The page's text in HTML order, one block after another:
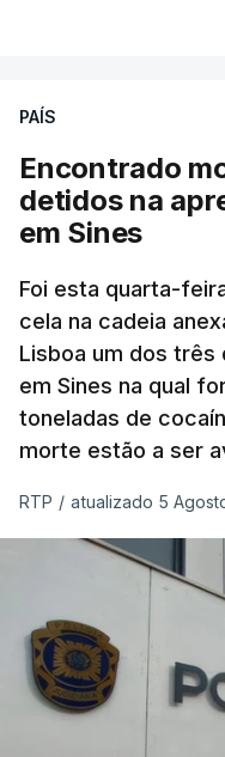
No domingo,
cento dos mais de
mas Cristina Mota,
Pública, tem
"Durante o fim de
apercebamo-nos
convocados
disse a professora à
praticamente
Segundo os
está a enfrentar
casos em que
pelos alunos com a
pedido de
relatores devem
PAÍS
Encontrado
detidos na
em Sines
Foi esta quarta-
cela na cadeia
Lisboa um dos três
em Sines na qual
toneladas de
morte estão a ser
RTP / atualizado 5